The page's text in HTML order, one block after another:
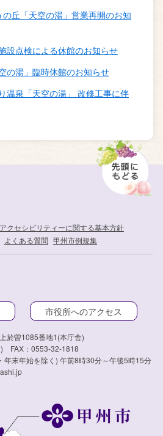
の丘「天空の湯」営業再開のお知
設点検による休館のお知らせ
の湯」臨時休館のお知らせ
温泉「天空の湯」 改修工事に伴
アクセシビリティーに関する基本方針
よくある質問 甲州市例規集
市役所へのアクセス
於曽1085番地1(本庁舎)
) FAX：0553-32-1818
年末年始を除く) 午前8時30分～午後5時15分